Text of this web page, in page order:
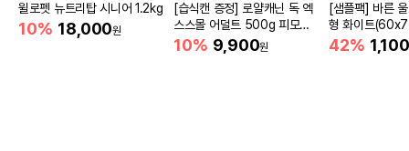
윌로펫 뉴트리탑 시니어 1.2kg
10% 18,000원
[습식캔 증정] 로얄캐닌 독 엑
스스몰 어덜트 500g 피모관
리
10% 9,900원
[샘플팩] 바른
형 화이트
42% 1,100